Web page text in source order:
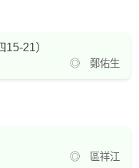
21）
◎ 鄭佑生
◎ 區祥江